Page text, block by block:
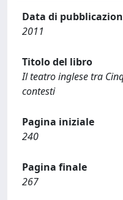
Data di
2011
Titolo del libro
Il teatro inglese tra
contesti
Pagina iniziale
240
Pagina finale
267